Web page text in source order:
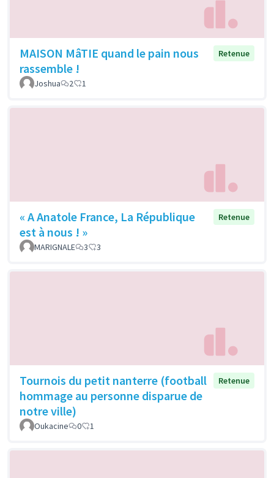
MAISON MâTIE quand le pain nous
rassemble !
Retenue
Joshua 2 1
« A Anatole France, La République
est à nous ! »
Retenue
MARIGNALE 3 3
Tournois du petit nanterre (football
hommage au personne disparue de
notre ville)
Retenue
Oukacine 0 1